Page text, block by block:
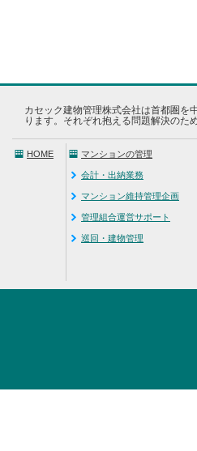
カセック建物管理株式会社は首都圏を
ります。それぞれ抱える問題解決のた
HOME マンションの管理
会計・出納業務
マンション維持管理企画
管理組合運営サポート
巡回・建物管理